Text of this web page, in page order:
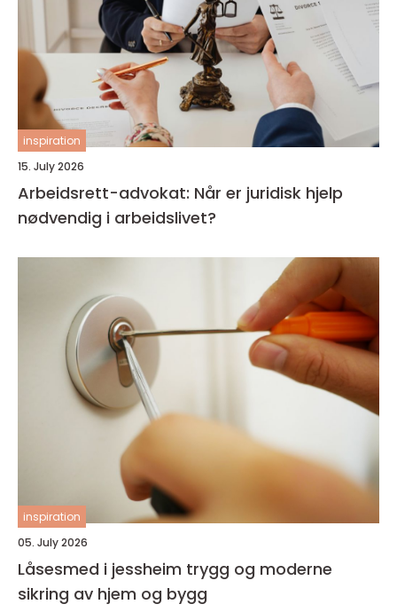
inspiration
15. July 2026
Arbeidsrett-advokat: Når er juridisk hjelp
nødvendig i arbeidslivet?
inspiration
05. July 2026
Låsesmed i jessheim trygg og moderne
sikring av hjem og bygg